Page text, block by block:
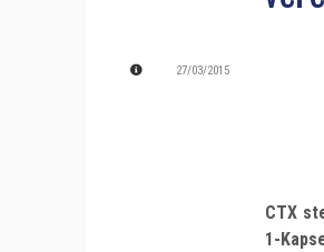
27/03/2015
CTX
1-